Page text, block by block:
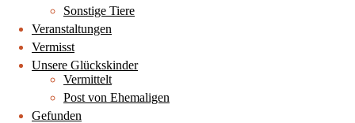
Sonstige Tiere
Veranstaltungen
Vermisst
Unsere Glückskinder
Vermittelt
Post von Ehemaligen
Gefunden